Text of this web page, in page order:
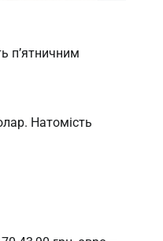
п’ятничним
Натомість